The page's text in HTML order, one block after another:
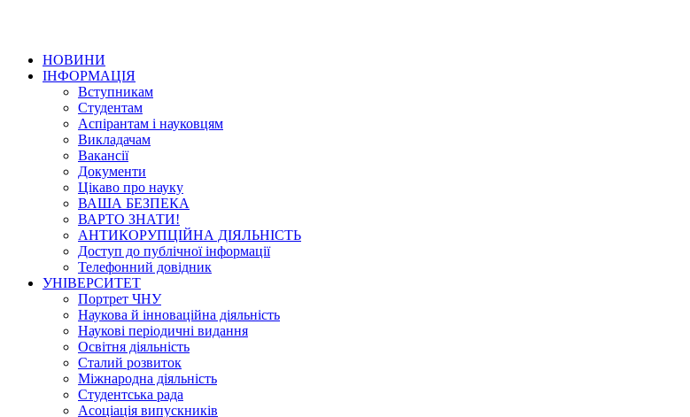
НОВИНИ
ІНФОРМАЦІЯ
Вступникам
Студентам
Аспірантам і науковцям
Викладачам
Вакансії
Документи
Цікаво про науку
ВАША БЕЗПЕКА
ВАРТО ЗНАТИ!
АНТИКОРУПЦІЙНА ДІЯЛЬНІСТЬ
Доступ до публічної інформації
Телефонний довідник
УНІВЕРСИТЕТ
Портрет ЧНУ
Наукова й інноваційна діяльність
Наукові періодичні видання
Освітня діяльність
Сталий розвиток
Міжнародна діяльність
Студентська рада
Асоціація випускників